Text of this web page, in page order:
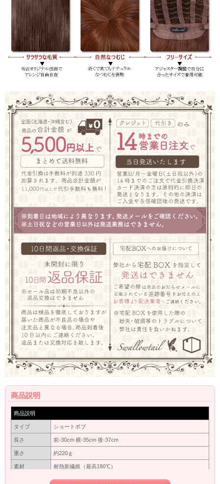
商品説明
商品説明
タイプ ショートボブ
長さ 前-30cm 横-35cm 後-37cm
重さ 約220ｇ
素材 耐熱新繊維（最高180℃）
※型